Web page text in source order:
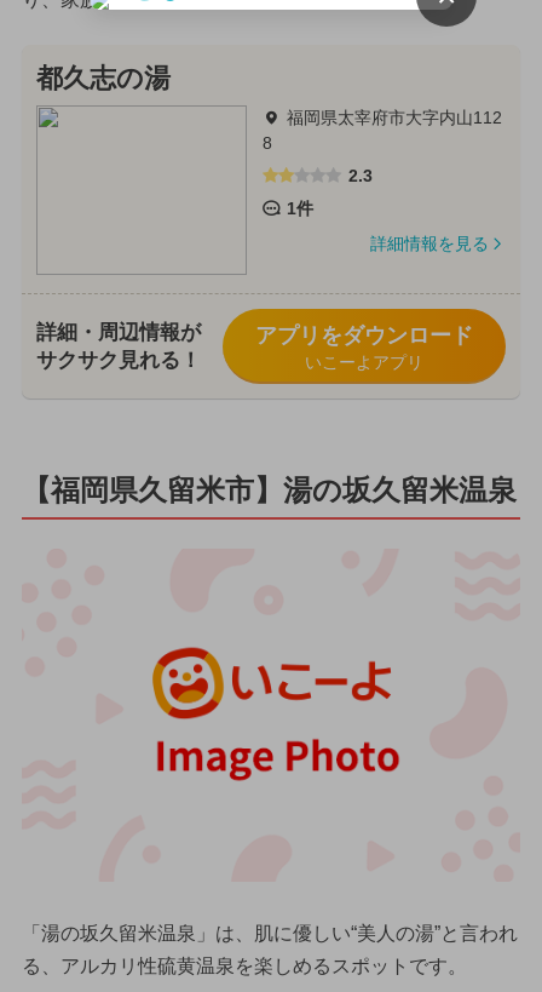
都久志の湯
福岡県太宰府市大字内山112
8
2.3
1件
詳細情報を見る
詳細・周辺情報が
サクサク見れる！
アプリをダウンロード
いこーよアプリ
【福岡県久留米市】湯の坂久留米温泉
「湯の坂久留米温泉」は、肌に優しい“美人の湯”と言われ
る、アルカリ性硫黄温泉を楽しめるスポットです。